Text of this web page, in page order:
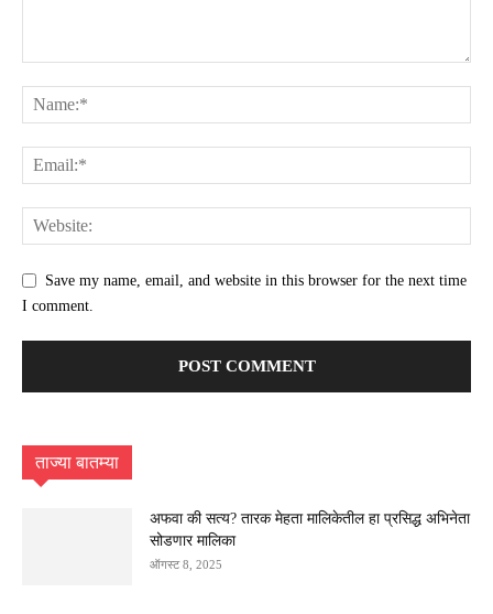
Save my name, email, and website in this browser for the next time
I comment.
ताज्या बातम्या
अफवा की सत्य? तारक मेहता मालिकेतील हा प्रसिद्ध अभिनेता
सोडणार मालिका
ऑगस्ट 8, 2025